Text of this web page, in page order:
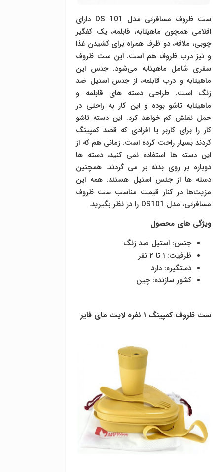
ست ظروف مسافرتی مدل DS 101 دارای
اقلامی همچون ماهیتابه، قابلمه، یک کفگیر
چوبی، ملاقه، دو ظرف همراه برای کشیدن غذا
و نیز درب ظروف هم است. این ست ظروف
سفری شامل ماهیتابه می‌شود. جنس این
ماهیتابه و درب قابلمه، از جنس استیل ضد
زنگ است. طراحی دسته های قابلمه و
ماهیتابه تاشو بوده و این کار به راحتی در
حمل نقلش کم خواهد کرد. این دسته تاشو
کار را برای کاربر یا افرادی که قصد کمپینگ
کردند بسیار راحت کرده است. زمانی هم که از
این دسته ها استفاده نمی کنید، دسته ها
دوباره بر روی بدنه بر می گردند. همچنین
دسته ها از جنس استیل هستند. همه این
مزیت‌ها در کنار قیمت مناسب ست ظروف
مسافرتی، مدل DS101 را در نظر بگیرید.
ویژگی های محصول
جنس: استیل ضد زنگ
ظرفیت: ۱ تا ۲ نفر
دستگیره: دارد
کشور سازنده: چین
ست ظروف کمپینگ ۱ نفره لایت مای فایر